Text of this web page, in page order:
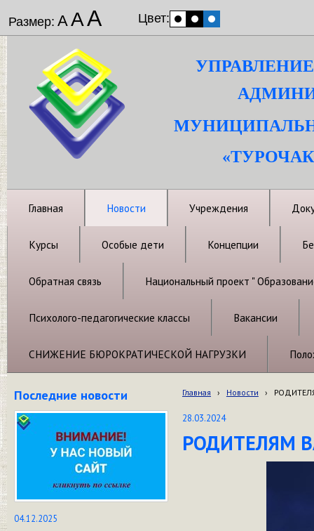
Размер: ААА Цвет:
Главная Новости Учреждения
Курсы Особые дети Концепции
Обратная связь Национальный проект "
Психолого-педагогические классы Вакансии
СНИЖЕНИЕ БЮРОКРАТИЧЕСКОЙ НАГРУЗКИ
Последние новости
04.12.2025
Главная › Новости ›
28.03.2024
РОДИТЕЛЯМ